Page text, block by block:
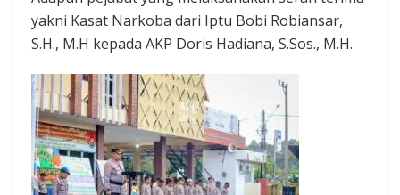
yakni Kasat Narkoba dari Iptu Bobi Robiansar,
S.H., M.H kepada AKP Doris Hadiana, S.Sos., M.H.